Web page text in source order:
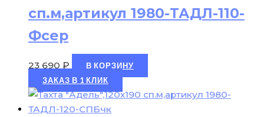
сп.м,артикул 1980-ТАДЛ-110-
Фсер
23 690 ₽
В КОРЗИНУ
ЗАКАЗ В 1 КЛИК